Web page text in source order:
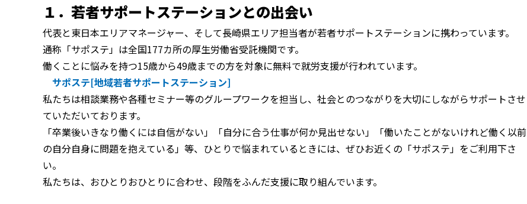
１．若者サポートステーションとの出会い
代表と東日本エリアマネージャー、そして長崎県エリア担当者が若者サポートステーションに携わっています。
通称「サポステ」は全国177カ所の厚生労働省受託機関です。
働くことに悩みを持つ15歳から49歳までの方を対象に無料で就労支援が行われています。
サポステ[地域若者サポートステーション]
私たちは相談業務や各種セミナー等のグループワークを担当し、社会とのつながりを大切にしながらサポートさせ
ていただいております。
「卒業後いきなり働くには自信がない」「自分に合う仕事が何か見出せない」「働いたことがないけれど働く以前
の自分自身に問題を抱えている」等、ひとりで悩まれているときには、ぜひお近くの「サポステ」をご利用下さ
い。
私たちは、おひとりおひとりに合わせ、段階をふんだ支援に取り組んでいます。